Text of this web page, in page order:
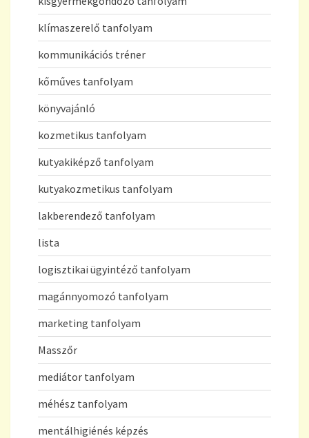
klímaszerelő tanfolyam
kommunikációs tréner
kőműves tanfolyam
könyvajánló
kozmetikus tanfolyam
kutyakiképző tanfolyam
kutyakozmetikus tanfolyam
lakberendező tanfolyam
lista
logisztikai ügyintéző tanfolyam
magánnyomozó tanfolyam
marketing tanfolyam
Masszőr
mediátor tanfolyam
méhész tanfolyam
mentálhigiénés képzés